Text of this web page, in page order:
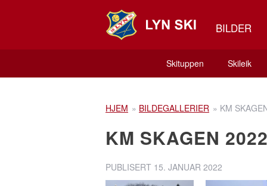
BILDER
Skituppen Skileik
HJEM » BILDEGALLERIER » KM
KM SKAGEN
PUBLISERT 15. JANUAR 2022